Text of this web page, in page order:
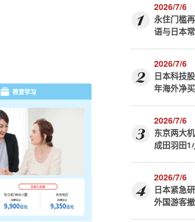
2026/7/6
永住门槛
语与日本
2026/7/6
日本科技
年海外净
2026/7/6
东京两大
成田羽田1
2026/7/6
日本紧急
外国游客